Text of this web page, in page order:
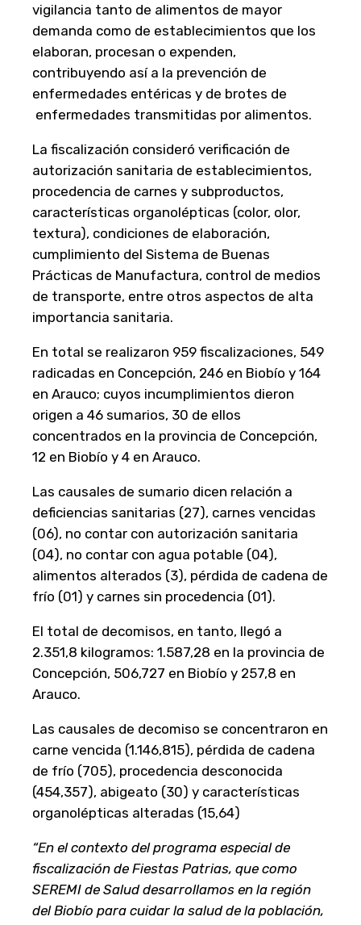
vigilancia tanto de alimentos de mayor
demanda como de establecimientos que los
elaboran, procesan o expenden,
contribuyendo así a la prevención de
enfermedades entéricas y de brotes de
enfermedades transmitidas por alimentos.
La fiscalización consideró verificación de
autorización sanitaria de establecimientos,
procedencia de carnes y subproductos,
características organolépticas (color, olor,
textura), condiciones de elaboración,
cumplimiento del Sistema de Buenas
Prácticas de Manufactura, control de medios
de transporte, entre otros aspectos de alta
importancia sanitaria.
En total se realizaron 959 fiscalizaciones, 549
radicadas en Concepción, 246 en Biobío y 164
en Arauco; cuyos incumplimientos dieron
origen a 46 sumarios, 30 de ellos
concentrados en la provincia de Concepción,
12 en Biobío y 4 en Arauco.
Las causales de sumario dicen relación a
deficiencias sanitarias (27), carnes vencidas
(06), no contar con autorización sanitaria
(04), no contar con agua potable (04),
alimentos alterados (3), pérdida de cadena de
frío (01) y carnes sin procedencia (01).
El total de decomisos, en tanto, llegó a
2.351,8 kilogramos: 1.587,28 en la provincia de
Concepción, 506,727 en Biobío y 257,8 en
Arauco.
Las causales de decomiso se concentraron en
carne vencida (1.146,815), pérdida de cadena
de frío (705), procedencia desconocida
(454,357), abigeato (30) y características
organolépticas alteradas (15,64)
“En el contexto del programa especial de
fiscalización de Fiestas Patrias, que como
SEREMI de Salud desarrollamos en la región
del Biobío para cuidar la salud de la población,